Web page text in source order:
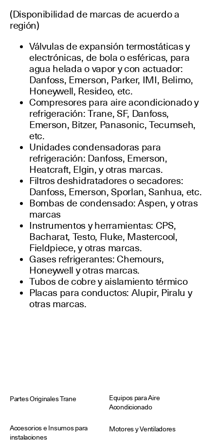
(Disponibilidad de marcas de acuerdo a
región)
Válvulas de expansión termostáticas y
electrónicas, de bola o esféricas, para
agua helada o vapor y con actuador:
Danfoss, Emerson, Parker, IMI, Belimo,
Honeywell, Resideo, etc.
Compresores para aire acondicionado y
refrigeración: Trane, SF, Danfoss,
Emerson, Bitzer, Panasonic, Tecumseh,
etc.
Unidades condensadoras para
refrigeración: Danfoss, Emerson,
Heatcraft, Elgin, y otras marcas.
Filtros deshidratadores o secadores:
Danfoss, Emerson, Sporlan, Sanhua, etc.
Bombas de condensado: Aspen, y otras
marcas
Instrumentos y herramientas: CPS,
Bacharat, Testo, Fluke, Mastercool,
Fieldpiece, y otras marcas.
Gases refrigerantes: Chemours,
Honeywell y otras marcas.
Tubos de cobre y aislamiento térmico
Placas para conductos: Alupir, Piralu y
otras marcas.
Partes Originales Trane
Equipos para Aire
Acondicionado
Accesorios e Insumos para
instalaciones
Motores y Ventiladores